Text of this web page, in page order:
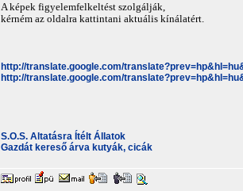
A képek figyelemfelkeltést szolgálják,
kérném az oldalra kattintani aktuális kínálatért.
http://translate.google.com/
http://translate.google.com/
S.O.S. Altatásra Ítélt Állatok
Gazdát kereső árva kutyák, cicák